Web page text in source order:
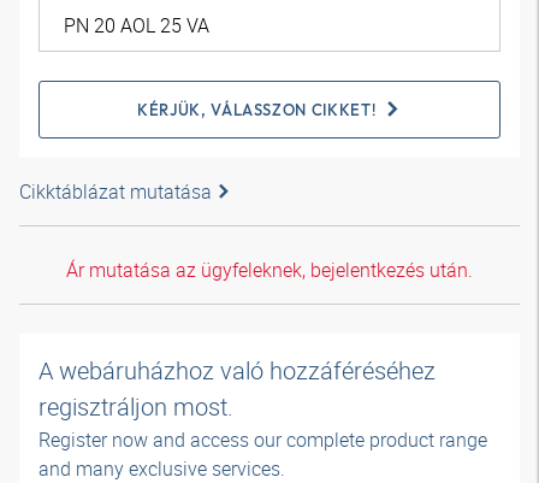
KÉRJÜK, VÁLASSZON CIKKET!
Cikktáblázat mutatása
Ár mutatása az ügyfeleknek, bejelentkezés után.
A webáruházhoz való hozzáféréséhez
regisztráljon most.
Register now and access our complete product range
and many exclusive services.